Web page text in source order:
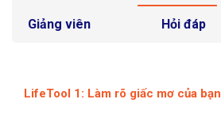
Giảng viên Hỏi đáp
LifeTool 1: Làm rõ giấc mơ của bạn